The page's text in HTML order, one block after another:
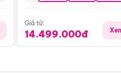
Giá từ:
14.499.000đ